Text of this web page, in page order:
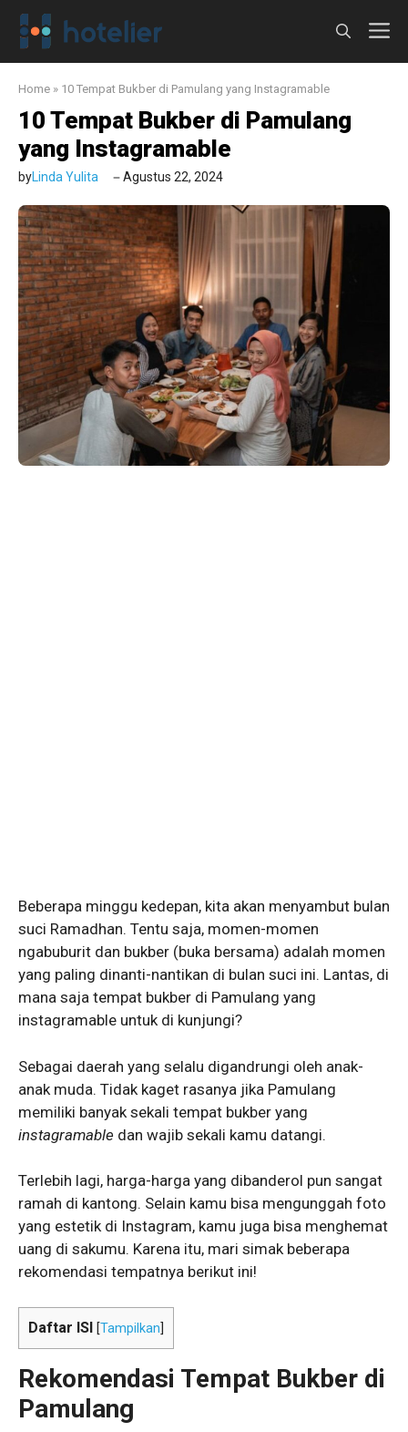
Langsung
Home » 10 Tempat Bukber di Pamulang yang Instagramable
10 Tempat Bukber di Pamulang
yang Instagramable
byLinda Yulita Agustus 22, 2024
Beberapa minggu kedepan, kita akan menyambut bulan
suci Ramadhan. Tentu saja, momen-momen
ngabuburit dan bukber (buka bersama) adalah momen
yang paling dinanti-nantikan di bulan suci ini. Lantas, di
mana saja tempat bukber di Pamulang yang
instagramable untuk di kunjungi?
Sebagai daerah yang selalu digandrungi oleh anak-
anak muda. Tidak kaget rasanya jika Pamulang
memiliki banyak sekali tempat bukber yang
instagramable dan wajib sekali kamu datangi.
Terlebih lagi, harga-harga yang dibanderol pun sangat
ramah di kantong. Selain kamu bisa mengunggah foto
yang estetik di Instagram, kamu juga bisa menghemat
uang di sakumu. Karena itu, mari simak beberapa
rekomendasi tempatnya berikut ini!
Daftar ISI [Tampilkan
Rekomendasi Tempat Bukber di
Pamulang